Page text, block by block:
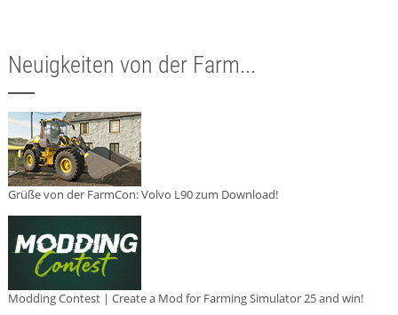
Neuigkeiten von der Farm...
Grüße von der FarmCon: Volvo L90 zum Download!
Modding Contest | Create a Mod for Farming Simulator 25 and win!